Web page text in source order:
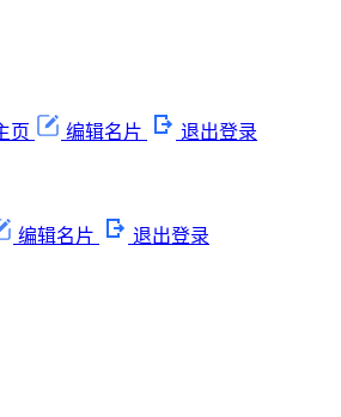
页 编辑名片 退出登录
编辑名片 退出登录